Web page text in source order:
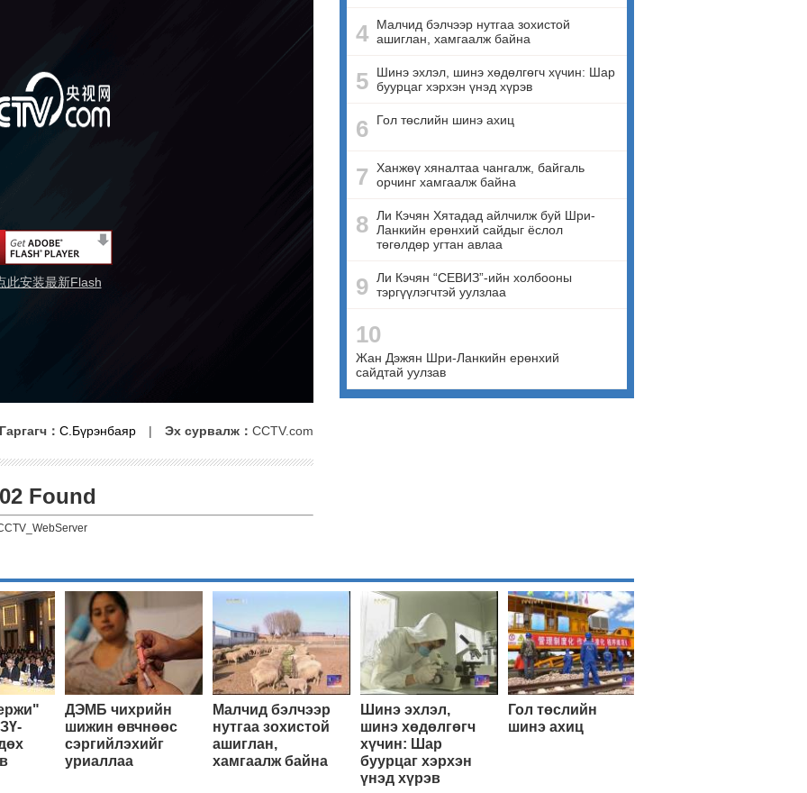
此安装最新Flash
Гаргагч： С.Бүрэнбаяр | Эх сурвалж： CCTV.com
Found
4
Малчид бэлчээр нутгаа зохистой
ашиглан, хамгаалж байна
5
Шинэ эхлэл, шинэ хөдөлгөгч хүчин: Шар
буурцаг хэрхэн үнэд хүрэв
6 Гол төслийн шинэ ахиц
7
Ханжөү хяналтаа чангалж, байгаль
орчинг хамгаалж байна
8
Ли Кэчян Хятадад айлчилж буй Шри-
Ланкийн ерөнхий сайдыг ёслол
төгөлдөр угтан авлаа
9
Ли Кэчян “СЕВИЗ”-ийн холбооны
тэргүүлэгчтэй уулзлаа
10
Жан Дэжян Шри-Ланкийн ерөнхий
сайдтай уулзав
ДЭМБ чихрийн
шижин өвчнөөс
сэргийлэхийг
уриаллаа
Малчид бэлчээр
нутгаа зохистой
ашиглан,
хамгаалж байна
Шинэ эхлэл,
шинэ хөдөлгөгч
хүчин: Шар
буурцаг хэрхэн
үнэд хүрэв
Гол төслийн
шинэ ахиц